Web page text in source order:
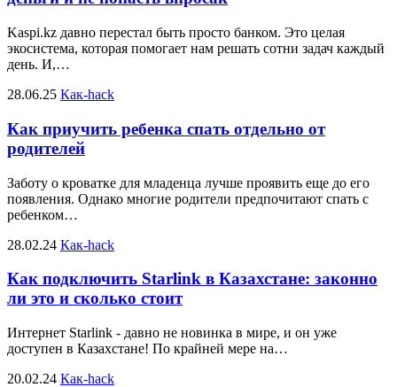
Kaspi.kz давно перестал быть просто банком. Это целая
экосистема, которая помогает нам решать сотни задач каждый
день. И,…
28.06.25 Как-hack
Как приучить ребенка спать отдельно от
родителей
Заботу о кроватке для младенца лучше проявить еще до его
появления. Однако многие родители предпочитают спать с
ребенком…
28.02.24 Как-hack
Как подключить Starlink в Казахстане: законно
ли это и сколько стоит
Интернет Starlink - давно не новинка в мире, и он уже
доступен в Казахстане! По крайней мере на…
20.02.24 Как-hack